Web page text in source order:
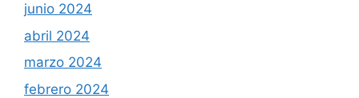
junio 2024
abril 2024
marzo 2024
febrero 2024